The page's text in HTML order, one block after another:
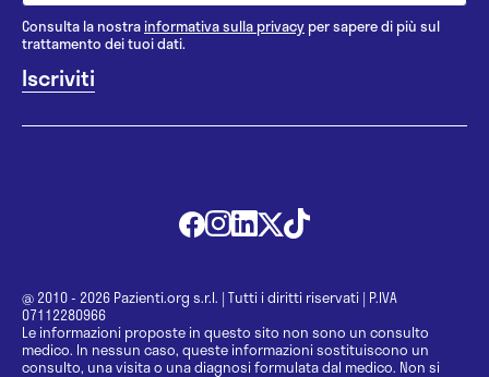
Consulta la nostrainformativa sulla privacy per sapere di più sul
trattamento dei tuoi dati.
@ 2010 - 2026 Pazienti.org s.r.l. | Tutti i diritti riservati | P.IVA
07112280966
Le informazioni proposte in questo sito non sono un consulto
medico. In nessun caso, queste informazioni sostituiscono un
consulto, una visita o una diagnosi formulata dal medico. Non si